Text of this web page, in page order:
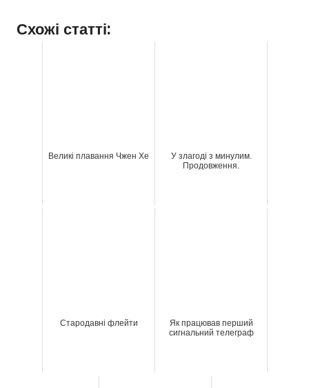
Схожі статті:
Великі плавання Чжен Хе
У злагоді з минулим.
Продовження.
Стародавні флейти
Як працював перший
сигнальний телеграф